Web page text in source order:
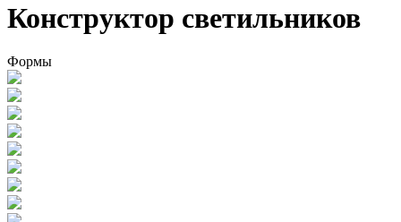
Конструктор светильников
Формы